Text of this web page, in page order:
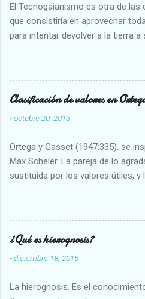
El Tecnogaianismo es otra de
que consistiría en aprovechar
para intentar devolver a la tierra a
Clasificación de valores en
-octubre 20, 2013
Ortega y Gasset (1947:335), se
Max Scheler. La pareja de lo
sustituida por los valores útiles, y
Abundante-Escaso,etc 2
Vulgar Enérgico-Inerte Fuerte-
Intelectuales Conocimiento-Error
Evidente-Probable,etc b) Morales
malvado Justo-Injusto
Armonioso-Inarmonioso 4
¿Qué es hierognosis?
-diciembre 18, 2015
La hierognosis. Es el